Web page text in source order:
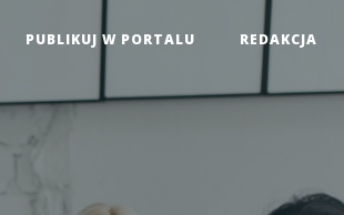
PUBLIKUJ W PORTALU REDAKCJA